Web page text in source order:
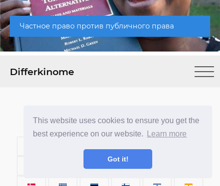
This website uses cookies to ensure you get the
best experience on our website.
Learn more
Got it!
Частное право против публичного права
Differkinome